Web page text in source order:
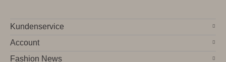
Kundenservice
Account
Fashion News